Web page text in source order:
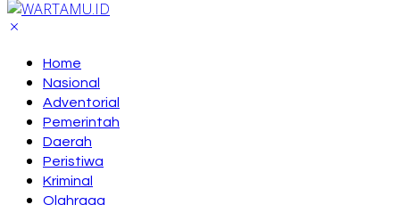
Home
Nasional
Adventorial
Pemerintah
Daerah
Peristiwa
Kriminal
Olahraga